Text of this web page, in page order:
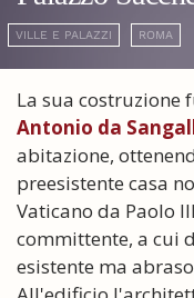
VILLE E PALAZZI ROMA
La sua costruzione
Antonio da
abitazione,
preesistente casa
Vaticano da Paolo
committente, a cui
esistente ma